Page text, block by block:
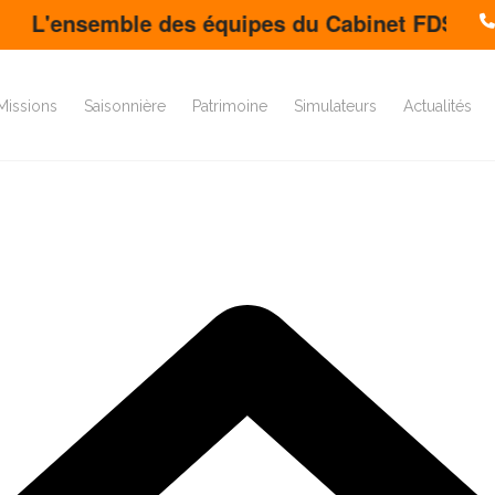
des équipes du Cabinet FDS vous
Saisonnière Patrimoine Simulateurs Actualités